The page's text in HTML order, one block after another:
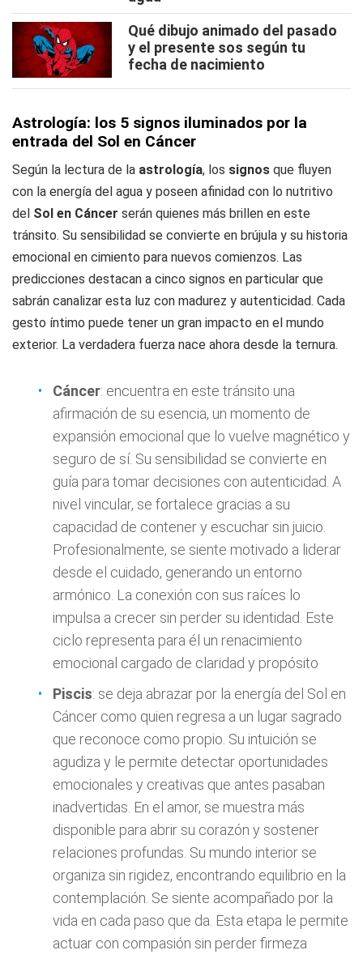
Qué dibujo animado del pasado
y el presente sos según tu
fecha de nacimiento
Astrología: los 5 signos iluminados por la
entrada del Sol en Cáncer
Según la lectura de la astrología, los signos que fluyen
con la energía del agua y poseen afinidad con lo nutritivo
del Sol en Cáncer serán quienes más brillen en este
tránsito. Su sensibilidad se convierte en brújula y su historia
emocional en cimiento para nuevos comienzos. Las
predicciones destacan a cinco signos en particular que
sabrán canalizar esta luz con madurez y autenticidad. Cada
gesto íntimo puede tener un gran impacto en el mundo
exterior. La verdadera fuerza nace ahora desde la ternura.
Cáncer: encuentra en este tránsito una
afirmación de su esencia, un momento de
expansión emocional que lo vuelve magnético y
seguro de sí. Su sensibilidad se convierte en
guía para tomar decisiones con autenticidad. A
nivel vincular, se fortalece gracias a su
capacidad de contener y escuchar sin juicio.
Profesionalmente, se siente motivado a liderar
desde el cuidado, generando un entorno
armónico. La conexión con sus raíces lo
impulsa a crecer sin perder su identidad. Este
ciclo representa para él un renacimiento
emocional cargado de claridad y propósito
Piscis: se deja abrazar por la energía del Sol en
Cáncer como quien regresa a un lugar sagrado
que reconoce como propio. Su intuición se
agudiza y le permite detectar oportunidades
emocionales y creativas que antes pasaban
inadvertidas. En el amor, se muestra más
disponible para abrir su corazón y sostener
relaciones profundas. Su mundo interior se
organiza sin rigidez, encontrando equilibrio en la
contemplación. Se siente acompañado por la
vida en cada paso que da. Esta etapa le permite
actuar con compasión sin perder firmeza